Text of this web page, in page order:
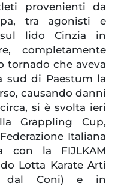
provenienti da
tra agonisti e
lido Cinzia in
completamente
tornado che aveva
sud di Paestum la
causando danni
si è svolta ieri
Grappling Cup,
Italiana
con la FIJLKAM
Lotta Karate Arti
dal Coni) e in